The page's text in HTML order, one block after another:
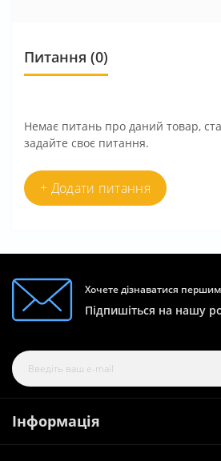
Питання (0)
Немає питань про даний товар,
задайте своє питання.
+ Додати питання
Хочете дізнаватися першим
Підпишіться на нашу
Інформація